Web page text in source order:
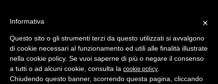
Indietro
Shell- Keys ( Gusci Auto ) > PEUGEOT
×
Informativa
Questo sito o gli strumenti terzi da questo utilizzati si avvalgono
di cookie necessari al funzionamento ed utili alle finalità illustrate
nella cookie policy. Se vuoi saperne di più o negare il consenso
a tutti o ad alcuni cookie, consulta la cookie policy
Chiudendo questo banner, scorrendo questa pagina, cliccando